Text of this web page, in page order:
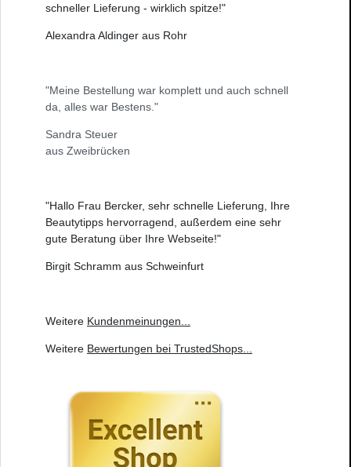
schneller Lieferung - wirklich spitze!"
Alexandra Aldinger aus Rohr
"Meine Bestellung war komplett und auch schnell
da, alles war Bestens."
Sandra Steuer
aus Zweibrücken
"Hallo Frau Bercker, sehr schnelle Lieferung, Ihre
Beautytipps hervorragend, außerdem eine sehr
gute Beratung über Ihre Webseite!"
Birgit Schramm aus Schweinfurt
Weitere Kundenmeinungen
Weitere Bewertungen bei TrustedShops